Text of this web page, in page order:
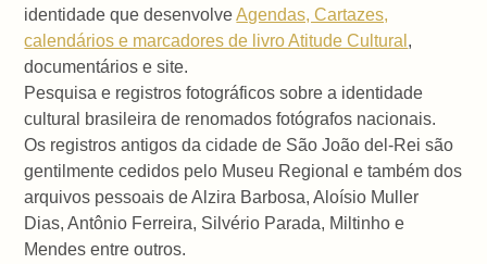
identidade que desenvolveAgendas, Cartazes,
calendários e marcadores de livro Atitude Cultural ,
documentários e site.
Pesquisa e registros fotográficos sobre a identidade
cultural brasileira de renomados fotógrafos nacionais.
Os registros antigos da cidade de São João del-Rei são
gentilmente cedidos pelo Museu Regional e também dos
arquivos pessoais de Alzira Barbosa, Aloísio Muller
Dias, Antônio Ferreira, Silvério Parada, Miltinho e
Mendes entre outros.